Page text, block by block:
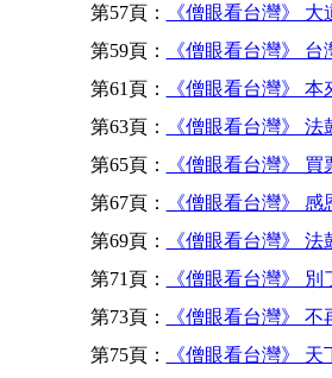
第57頁：
《僧眼看台灣》 大
第59頁：
《僧眼看台灣》
第61頁：
《僧眼看台灣》
第63頁：
《僧眼看台灣》
第65頁：
《僧眼看台灣》 買
第67頁：
《僧眼看台灣》 感
第69頁：
《僧眼看台灣》 法
第71頁：
《僧眼看台灣》 別
第73頁：
《僧眼看台灣》 不
第75頁：
《僧眼看台灣》 天